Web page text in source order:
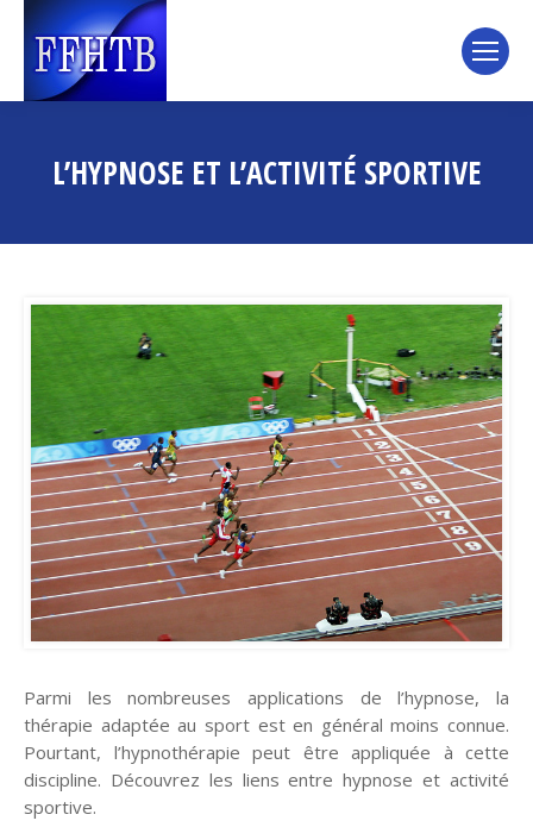
L’HYPNOSE ET L’ACTIVITÉ SPORTIVE
Parmi les nombreuses applications de l’hypnose, la
thérapie adaptée au sport est en général moins connue.
Pourtant, l’hypnothérapie peut être appliquée à cette
discipline. Découvrez les liens entre hypnose et activité
sportive.